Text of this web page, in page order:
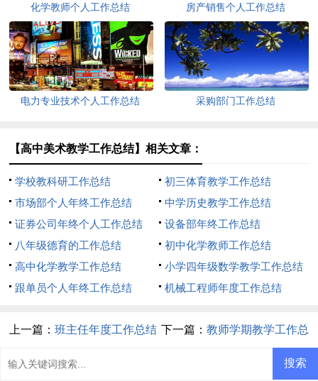
化学教师个人工作总结 房产销售个人工作总结
电力专业技术个人工作总结 采购部门工作总结
【高中美术教学工作总结】相关文章：
学校教科研工作总结
初三体育教学工作总结
市场部个人年终工作总结
中学历史教学工作总结
证券公司年终个人工作总结
设备部年终工作总结
八年级德育的工作总结
初中化学教师工作总结
高中化学教学工作总结
小学四年级数学教学工作总结
跟单员个人年终工作总结
机械工程师年度工作总结
上一篇：班主任年度工作总结 下一篇： 教师学期教学工作总